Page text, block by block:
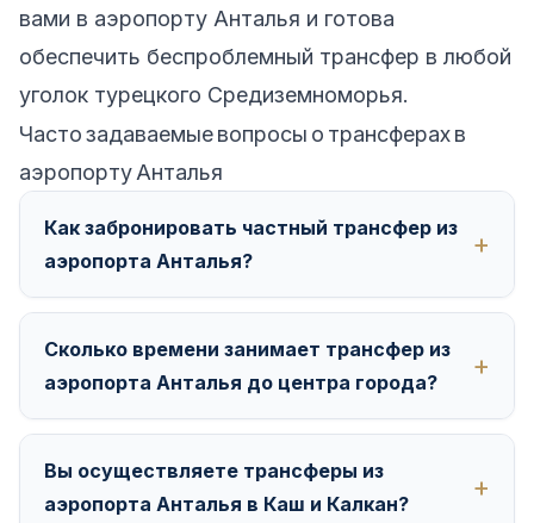
вами в аэропорту Анталья и готова
обеспечить беспроблемный трансфер в любой
уголок турецкого Средиземноморья.
Часто задаваемые вопросы о трансферах в
аэропорту Анталья
Как забронировать частный трансфер из
аэропорта Анталья?
Сколько времени занимает трансфер из
аэропорта Анталья до центра города?
Вы осуществляете трансферы из
аэропорта Анталья в Каш и Калкан?